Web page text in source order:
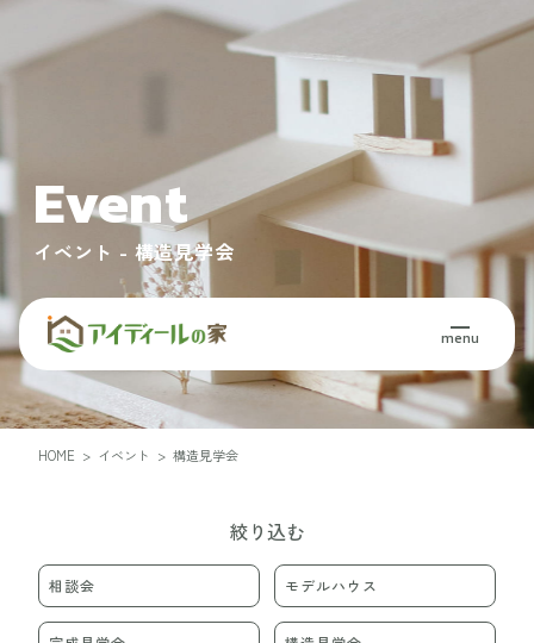
menu
Event
イベント - 構造見学会
HOME > イベント > 構造見学会
絞り込む
相談会 モデルハウス